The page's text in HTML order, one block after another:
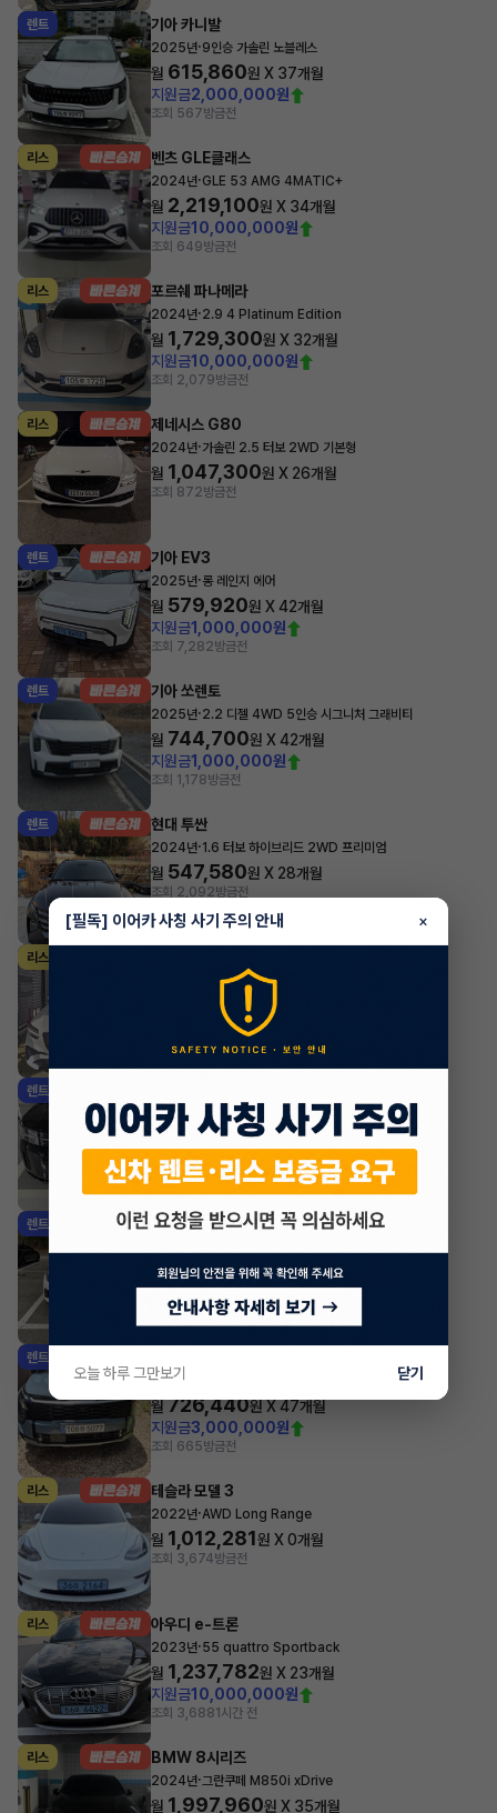
렌트 기아 카니발
2025년·9인승 가솔린 노블레스
월 615,860원 X 37개월
지원금2,000,000원
조회 567방금전
리스 벤츠 GLE클래스
2024년·GLE 53 AMG 4MATIC+
월 2,219,100원 X 34개월
지원금10,000,000원
조회 649방금전
리스 포르쉐 파나메라
2024년·2.9 4 Platinum Edition
월 1,729,300원 X 32개월
지원금10,000,000원
조회 2,079방금전
리스 제네시스 G80
2024년·가솔린 2.5 터보 2WD 기본형
월 1,047,300원 X 26개월
조회 872방금전
렌트 기아 EV3
2025년·롱 레인지 에어
월 579,920원 X42개월
지원금1,000,000원
조회 7,282방금전
렌트 기아 쏘렌토
2025년·2.2 디젤 4WD 5인승 시그니처 그래비티
월 744,700원 X42개월
지원금1,000,000원
조회 1,178방금전
렌트 현대 투싼
2024년·1.6 터보 하이브리드 2WD 프리미엄
월 547,580원 X 28개월
조회 2,092방금전
리스
가솔린 2.5 터보 2WD 스포츠
1,112,190 원 X
15,000,000원
조회 1,170방금전
렌트
2025년 가솔린 2.5 터보 AWD 6인승 캘리그래피
월 697,180원 X 34개월
지원금3,360,000원
조회 19방금전
렌트 기아 셀토스
월532,180원 X47개월
조회 1,369 방금전
렌트
2025년
월 726,440원 X 47개월
지원금3,000,000원
조회 665방금전
리스 테슬라 모델 3
2022년·AWD Long Range
월 1,012,281원 X0개월
조회 3,674방금전
리스 아우디 e-트론
2023년·55 quattro Sportback
월 1,237,782원 X 23개월
지원금10,000,000원
조회 3,6881시간 전
리스 BMW 8시리즈
2024년·그란쿠페 M850i xDrive
월 1,997,960원 X 35개월
[필독] 이어카 사칭 사기 주의 안내 ×
오늘 하루 그만보기 닫기